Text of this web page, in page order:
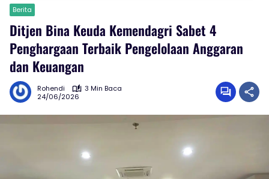
Berita
Ditjen Bina Keuda Kemendagri Sabet 4
Penghargaan Terbaik Pengelolaan Anggaran
dan Keuangan
Rohendi
3 Min Baca
24/06/2026